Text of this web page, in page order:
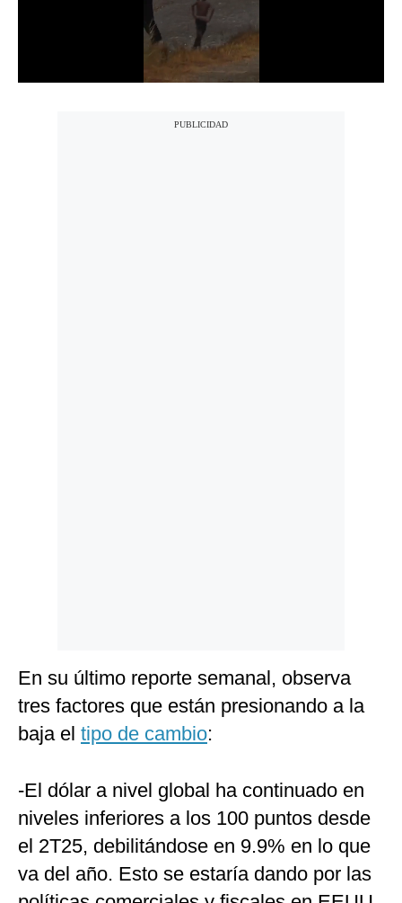
Podcast
En su último reporte semanal, observa
tres factores que están presionando a la
baja el tipo de cambio:
-El dólar a nivel global ha continuado en
niveles inferiores a los 100 puntos desde
el 2T25, debilitándose en 9.9% en lo que
va del año. Esto se estaría dando por las